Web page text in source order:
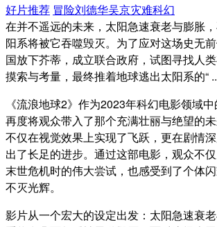
好片推荐 冒险刘德华吴京灾难科幻
在并不遥远的未来，太阳急速衰老与膨胀
阳系将被它吞噬毁灭。为了应对这场史无
国放下芥蒂，成立联合政府，试图寻找人
摸索与考量，最终推着地球逃出太阳系的“
《流浪地球2》作为2023年科幻电影领域
再度将观众带入了那个充满壮丽与绝望的
不仅在视觉效果上实现了飞跃，更在剧情
出了长足的进步。通过这部电影，观众不
末世危机时的伟大尝试，也感受到了个体
不灭光辉。
影片从一个宏大的设定出发：太阳急速衰